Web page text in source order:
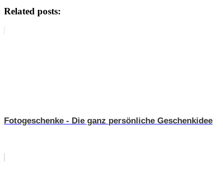
Related posts:
Fotogeschenke - Die ganz persönliche Geschenkidee